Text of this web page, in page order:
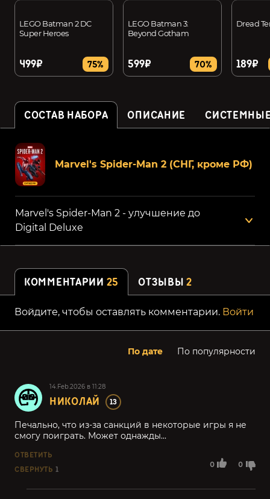
LEGO Batman 2 DC
Super Heroes
499₽ 75%
LEGO Batman 3:
Beyond Gotham
599₽ 70%
Dread
189₽
СОСТАВ НАБОРА ОПИСАНИЕ
Marvel's Spider-Man 2 (СНГ, кроме РФ)
Marvel's Spider-Man 2 - улучшение до
Digital Deluxe
КОММЕНТАРИИ 25 ОТЗЫВЫ2
Войдите, чтобы оставлять комментарии. Войти
По дате По популярности
14.Feb.2026 в 11:28
НИКОЛАЙ 13
0 0
Печально, что из-за санкций в некоторые игры я не
смогу поиграть. Может однажды...
ОТВЕТИТЬ
СВЕРНУТЬ 1